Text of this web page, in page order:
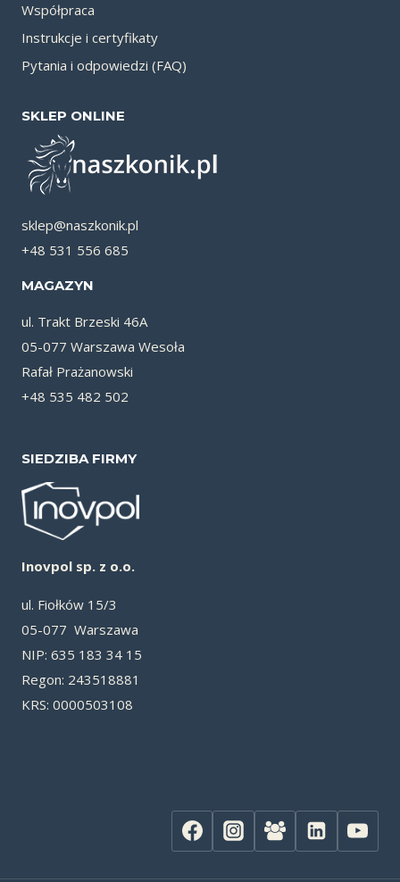
Współpraca
Instrukcje i certyfikaty
Pytania i odpowiedzi (FAQ)
SKLEP ONLINE
sklep@naszkonik.pl
+48 531 556 685
MAGAZYN
ul. Trakt Brzeski 46A
05-077 Warszawa Wesoła
Rafał Prażanowski
+48 535 482 502
SIEDZIBA FIRMY
Inovpol sp. z o.o.
ul. Fiołków 15/3
05-077 Warszawa
NIP: 635 183 34 15
Re­gon: 243518881
KRS: 0000503108